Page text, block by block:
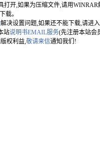
打开,如果为压缩文件,请用WINRAR
载。
解决设置问题,如果还不能下载,请进
站说明书EMAIL服务(先注册本站会
权利益,敬请来信通知我们!